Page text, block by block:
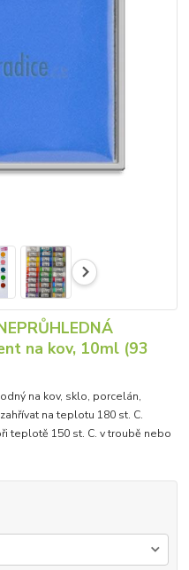
na kov, 10ml (93
na kov, sklo, porcelán,
na teplotu 180 st. C.
teplotě 150 st. C. v troubě nebo